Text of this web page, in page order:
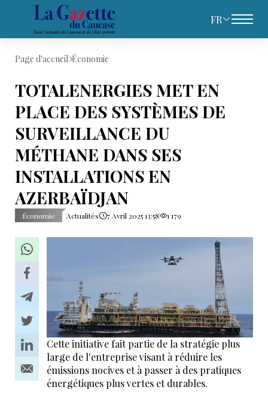
FR
Page d'accueil Économie
TOTALENERGIES MET EN
PLACE DES SYSTÈMES DE
SURVEILLANCE DU
MÉTHANE DANS SES
INSTALLATIONS EN
AZERBAÏDJAN
Économie Actualités 7 Avril 2025 13:58 1 179
Cette initiative fait partie de la stratégie plus
large de l'entreprise visant à réduire les
émissions nocives et à passer à des pratiques
énergétiques plus vertes et durables.